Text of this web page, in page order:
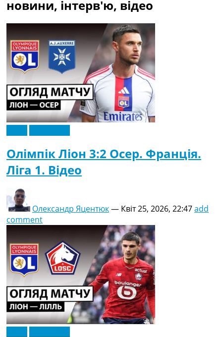
Україна. Прем’єр-Ліга
Англія. Прем’єр-Ліга
Іспанія. Ла Ліга
Ще Турніри >>>
Таблиці
Чемпіонат Світу. Турнирні таблиці
Таблиця УПЛ
Перша Ліга
Таблиця АПЛ
Таблиця Ла Ліги
Таблиця Ліги Чемпіонів
Всі таблиці >>>
Рейтинги
Рейтинг країн УЄФА
Телепрограма
новини, інтерв'ю, відео
Олімпік Ліон 3:2 Осер. Франція.
Ліга 1. Відео
Олександр Яцентюк— Квіт 25, 2026, 22:47add
comment